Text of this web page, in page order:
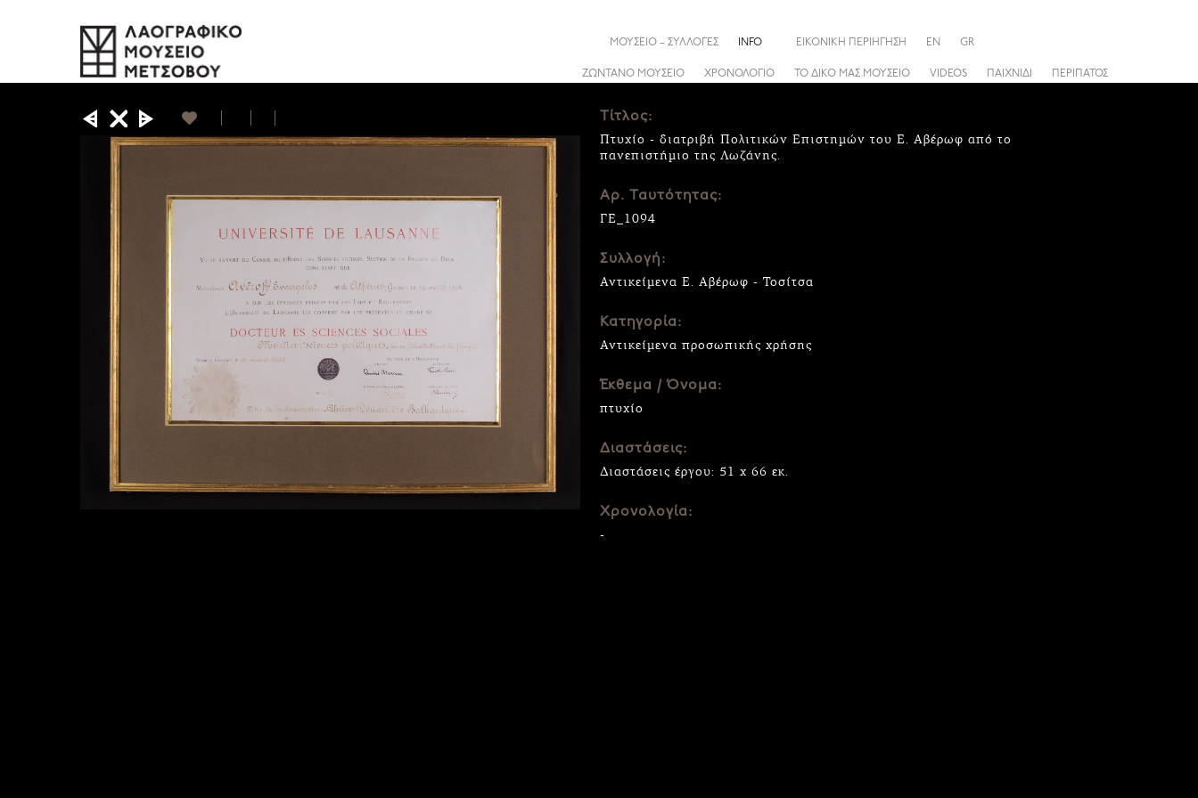
ΖΩΝΤΑΝΟ ΜΟΥΣΕΙΟ ΧΡΟΝΟΛΟΓΙΟ ΤΟ ΔΙΚΟ ΜΑΣ ΜΟΥΣΕΙΟ VIDEOS ΠΑΙΧΝΙΔΙ ΠΕΡΙΠΑΤΟΣ
ΜΟΥΣΕΙΟ – ΣΥΛΛΟΓΕΣ INFO ΕΙΚΟΝΙΚΗ ΠΕΡΙΗΓΗΣΗ EN GR
Τίτλος:
Πτυχίο - διατριβή Πολιτικών Επιστημών του Ε. Αβέρωφ από το
πανεπιστήμιο της Λωζάνης.
Αρ. Ταυτότητας:
ΓΕ_1094
Συλλογή:
Αντικείμενα Ε. Αβέρωφ - Τοσίτσα
Κατηγορία:
Αντικείμενα προσωπικής χρήσης
Έκθεμα / Όνομα:
πτυχίο
Διαστάσεις:
Διαστάσεις έργου: 51 x 66 εκ.
Χρονολογία:
-